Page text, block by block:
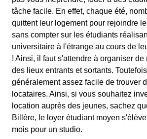
tâche facile. En effet, chaque été,
quittent leur logement pour rejoindre
sans compter sur les étudiants
universitaire à l'étrange au cours de
! Ainsi, il faut s'attendre à organiser de
des lieux entrants et sortants.
généralement assez facile de trouver
locataires. Ainsi, si vous souhaitez
location auprès des jeunes, sachez
Billère, le loyer étudiant moyen
mois pour un studio.